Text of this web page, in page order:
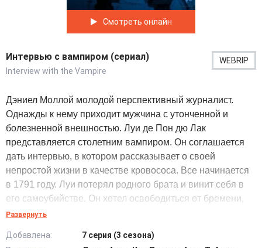
Смотреть онлайн
Интервью с вампиром (сериал)
Interview with the Vampire
WEBRIP
Дэниел Моллой молодой перспективный журналист.
Однажды к нему приходит мужчина с утонченной и
болезненной внешностью. Луи де Пон дю Лак
представляется столетним вампиром. Он соглашается
дать интервью, в котором рассказывает о своей
непростой жизни в качестве кровососа. Все начинается
в 1791 году. Луи потерял родного брата и винит себя в
его самоубийстве. Он хотел освободиться от бремени,
но страх смерти не позволил мужчине наложить на себя
бордели, таверны и прочие опасные заведения.
Развернуть
Добавлена:
7 серия (3 сезона)